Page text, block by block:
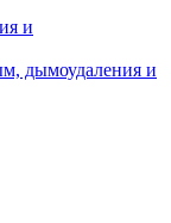
и
дымоудаления и